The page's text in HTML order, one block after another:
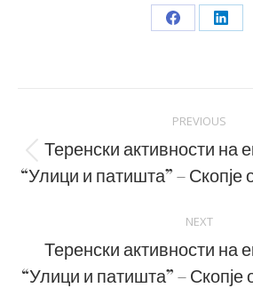
Share Share
navigation
PREVIOUS
Previous
post:
Теренски активности на
“Улици и патишта” –
NEXT
Next
post:
Теренски активности на
“Улици и патишта” –